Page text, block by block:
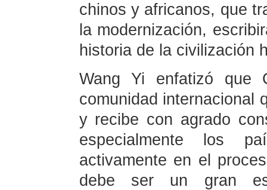
chinos y africanos, que
la modernización,
historia de la civilización
Wang Yi enfatizó que
comunidad internacional
y recibe con agrado
especialmente los
activamente en el
debe ser un gran